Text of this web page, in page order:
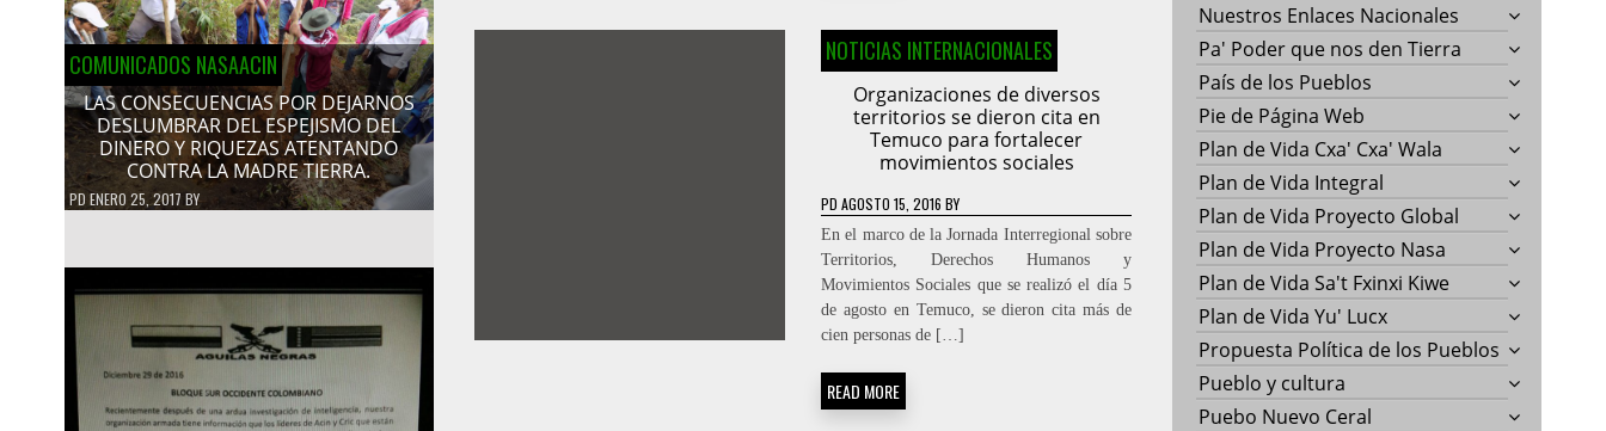
COMUNICADOS NASAACIN
LAS CONSECUENCIAS POR DEJARNOS
DESLUMBRAR DEL ESPEJISMO DEL
DINERO Y RIQUEZAS ATENTANDO
CONTRA LA MADRE TIERRA.
PDENERO 25, 2017 BY
NOTICIAS INTERNACIONALES
Organizaciones de diversos
territorios se dieron cita en
Temuco para fortalecer
movimientos sociales
PD AGOSTO 15, 2016 BY
En el marco de la Jornada Interregional sobre
Territorios, Derechos Humanos y
Movimientos Sociales que se realizó el día 5
de agosto en Temuco, se dieron cita más de
cien personas de […]
READ MORE
Nuestros Enlaces Nacionales
Pa' Poder que nos den Tierra
País de los Pueblos
Pie de Página Web
Plan de Vida Cxa' Cxa' Wala
Plan de Vida Integral
Plan de Vida Proyecto Global
Plan de Vida Proyecto Nasa
Plan de Vida Sa't Fxinxi Kiwe
Plan de Vida Yu' Lucx
Propuesta Política de los Pueblos
Pueblo y cultura
Puebo Nuevo Ceral